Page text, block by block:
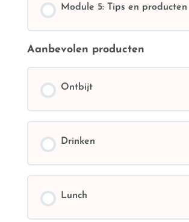
Module 5: Tips en producten
Aanbevolen producten
Ontbijt
Drinken
Lunch